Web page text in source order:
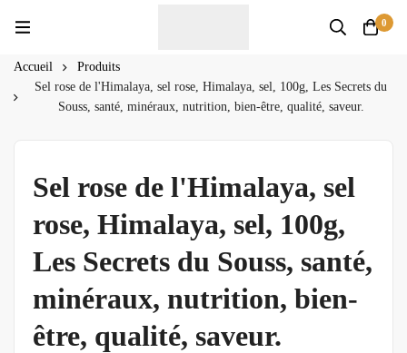
0
Accueil
Produits
Sel rose de l'Himalaya, sel rose, Himalaya, sel, 100g, Les Secrets du
Souss, santé, minéraux, nutrition, bien-être, qualité, saveur.
Sel rose de l'Himalaya, sel
rose, Himalaya, sel, 100g,
Les Secrets du Souss, santé,
minéraux, nutrition, bien-
être, qualité, saveur.